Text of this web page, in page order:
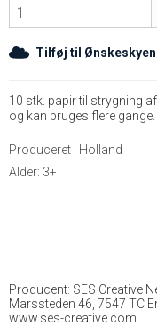
Tilføj til Ønskeskyen
10 stk. papir til strygning
og kan bruges flere gange.
Produceret i Holland
Alder: 3+
Producent: SES Creative
Marssteden 46, 7547 TC
www.ses-creative.com